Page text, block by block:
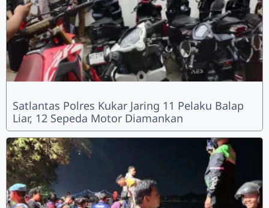
Satlantas Polres Kukar Jaring 11 Pelaku Balap
Liar, 12 Sepeda Motor Diamankan